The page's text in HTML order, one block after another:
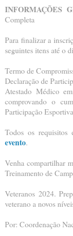
INFORMAÇÕES
Completa
Para finalizar a
seguintes itens até o
Termo de
Declaração de
Atestado Médico
comprovando o
Participação
Todos os requisitos
evento.
Venha compartilhar
Treinamento de
Veteranos 2024.
veterano a novos
Por: Coordenação